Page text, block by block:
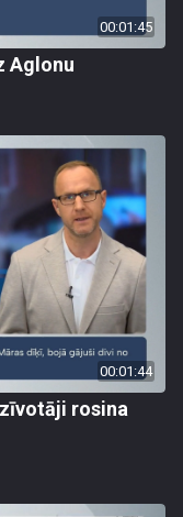
00:01:45
Aglonu
00:01:44
rosina